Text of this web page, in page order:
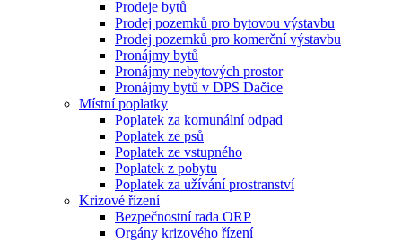
Prodeje bytů
Prodej pozemků pro bytovou výstavbu
Prodej pozemků pro komerční výstavbu
Pronájmy bytů
Pronájmy nebytových prostor
Pronájmy bytů v DPS Dačice
Místní poplatky
Poplatek za komunální odpad
Poplatek ze psů
Poplatek ze vstupného
Poplatek z pobytu
Poplatek za užívání prostranství
Krizové řízení
Bezpečnostní rada ORP
Orgány krizového řízení